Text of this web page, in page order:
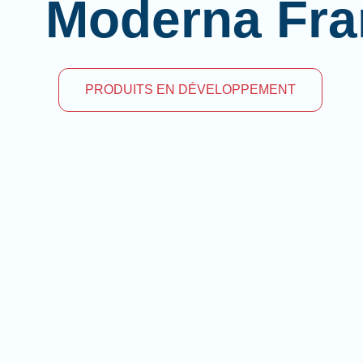
Moderna
PRODUITS EN DÉVELOPPEMENT